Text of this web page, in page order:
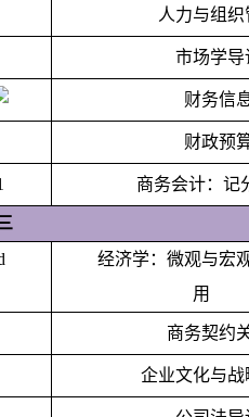
人力与组织
市场学导
财务信
财政预
商务会计：记
经济学：微观与宏
用
商务契约
企业文化与战